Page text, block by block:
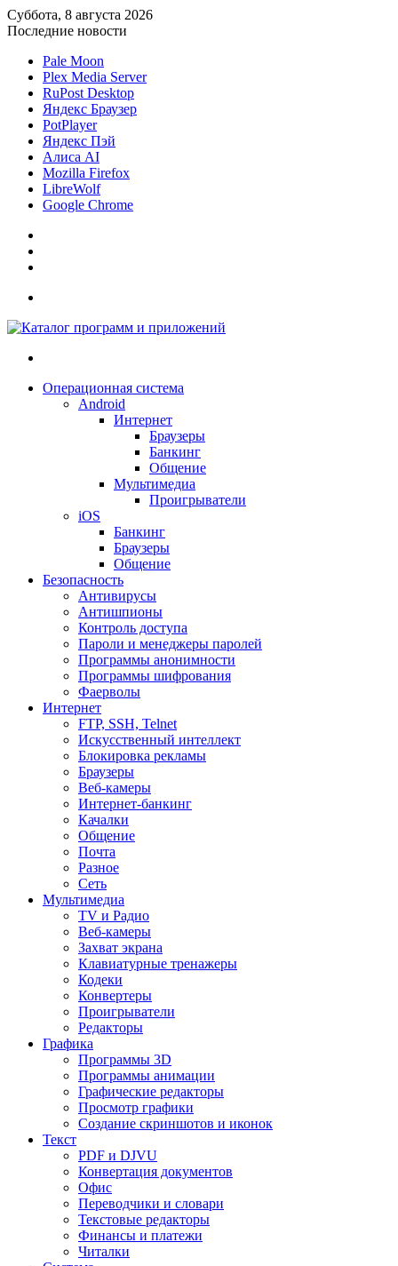
Суббота, 8 августа 2026
Последние новости
Pale Moon
Plex Media Server
RuPost Desktop
Яндекс Браузер
PotPlayer
Яндекс Пэй
Алиса AI
Mozilla Firefox
LibreWolf
Google Chrome
Операционная система
Android
Интернет
Браузеры
Банкинг
Общение
Мультимедиа
Проигрыватели
iOS
Банкинг
Браузеры
Общение
Безопасность
Антивирусы
Антишпионы
Контроль доступа
Пароли и менеджеры паролей
Программы анонимности
Программы шифрования
Фаерволы
Интернет
FTP, SSH, Telnet
Искусственный интеллект
Блокировка рекламы
Браузеры
Веб-камеры
Интернет-банкинг
Качалки
Общение
Почта
Разное
Сеть
Мультимедиа
TV и Радио
Веб-камеры
Захват экрана
Клавиатурные тренажеры
Кодеки
Конвертеры
Проигрыватели
Редакторы
Графика
Программы 3D
Программы анимации
Графические редакторы
Просмотр графики
Создание скриншотов и иконок
Текст
PDF и DJVU
Конвертация документов
Офис
Переводчики и словари
Текстовые редакторы
Финансы и платежи
Читалки